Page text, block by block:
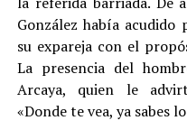
González había acudido
su expareja con el
La presencia del
Arcaya, quien le
«Donde te vea, ya sabes